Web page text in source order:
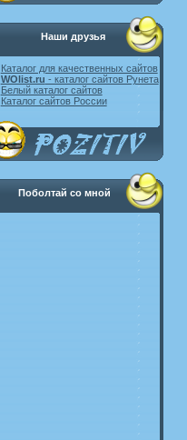
Наши друзья
Каталог для качественных сайтов
WOlist.ru - каталог сайтов Рунета
Белый каталог сайтов
Каталог сайтов России
Поболтай со мной